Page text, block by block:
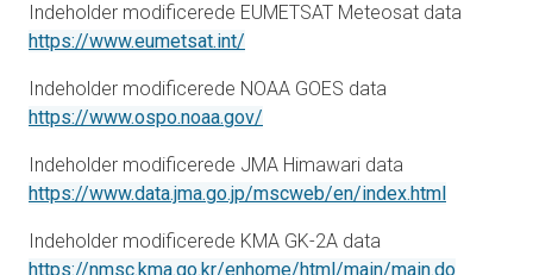
Indeholder modificerede EUMETSAT Meteosat data
https://www.eumetsat.int/
Indeholder modificerede NOAA GOES data
https://www.ospo.noaa.gov/
Indeholder modificerede JMA Himawari data
https://www.data.jma.go.jp/mscweb/en/index.htmlåbner i en
Indeholder modificerede KMA GK-2A data
https://nmsc.kma.go.kr/enhome/html/main/main.doåbner i